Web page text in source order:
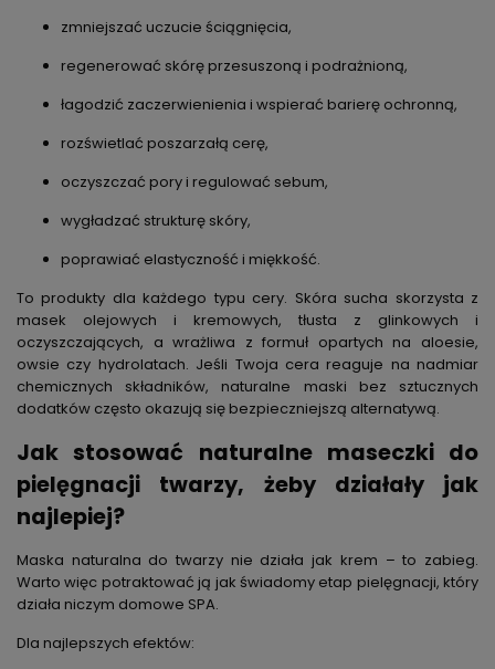
zmniejszać uczucie ściągnięcia,
regenerować skórę przesuszoną i podrażnioną,
łagodzić zaczerwienienia i wspierać barierę ochronną,
rozświetlać poszarzałą cerę,
oczyszczać pory i regulować sebum,
wygładzać strukturę skóry,
poprawiać elastyczność i miękkość.
To produkty dla każdego typu cery. Skóra sucha skorzysta z
masek olejowych i kremowych, tłusta z glinkowych i
oczyszczających, a wrażliwa z formuł opartych na aloesie,
owsie czy hydrolatach. Jeśli Twoja cera reaguje na nadmiar
chemicznych składników, naturalne maski bez sztucznych
dodatków często okazują się bezpieczniejszą alternatywą.
Jak stosować naturalne maseczki do
pielęgnacji twarzy, żeby działały jak
najlepiej?
Maska naturalna do twarzy nie działa jak krem – to zabieg.
Warto więc potraktować ją jak świadomy etap pielęgnacji, który
działa niczym domowe SPA.
Dla najlepszych efektów: